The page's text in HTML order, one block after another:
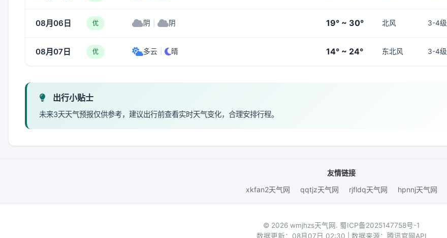
08月06日 优 阴 阴 19° ~ 30° 北风 3-4级
08月07日 优 多云 晴 14° ~ 24° 东北风 3-4级
出行小贴士
未来3天天气预报仅供参考，建议出行前查看实时天气变化，合理安排行程。
友情链接
xkfan2天气网
qqtjz天气网 rjfldq天气网 hpnnj天气网
© 2026 wmjhzs天气网. 蜀ICP备2025147758号-1
数据更新：08月07日 02:30 | 数据来源：腾讯官网API